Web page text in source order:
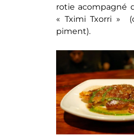
rotie acompagné
« Tximi Txorri »
piment).